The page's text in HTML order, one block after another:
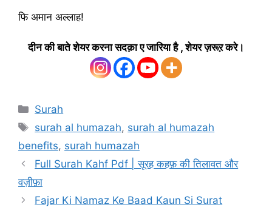
फि अमान अल्लाह!
दीन की बाते शेयर करना सदक़ा ए जारिया है , शेयर ज़रूऱ करे।
Categories
Surah
Tags
surah al humazah, surah al humazah
benefits, surah humazah
Full Surah Kahf Pdf | सूरह कहफ़ की तिलावत और
वज़ीफ़ा
Fajar Ki Namaz Ke Baad Kaun Si Surat